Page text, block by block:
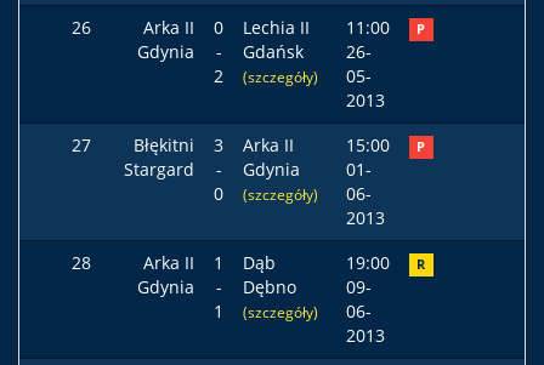
26
Arka II
Gdynia
0
-
2
Lechia II
Gdańsk
(szczegóły)
11:00
26-
05-
2013
P
27
Błękitni
Stargard
3
-
0
Arka II
Gdynia
(szczegóły)
15:00
01-
06-
2013
P
28
Arka II
Gdynia
1
-
1
Dąb
Dębno
(szczegóły)
19:00
09-
06-
2013
R